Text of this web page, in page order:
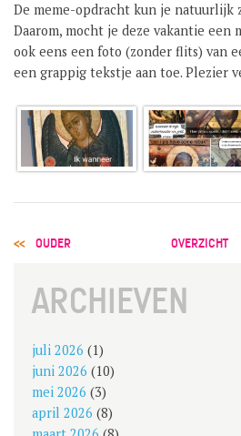
De meme-opdracht kun je natuurlijk
Daarom, mocht je deze vakantie een
ook eens een foto (zonder flits) van
een grappig tekstje aan toe. Plezier
POST
NAVIGATION
OUDER OVERZICHT
ARCHIEVEN
juli 2026 (1)
juni 2026 (10)
mei 2026 (3)
april 2026 (8)